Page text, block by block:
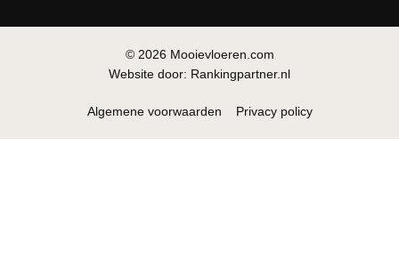
© 2026 Mooievloeren.com
Website door: Rankingpartner.nl
Algemene voorwaarden Privacy policy